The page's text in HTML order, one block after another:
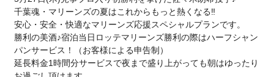
千葉魂・マリーンズの夏はこれからもっと熱くなる‼
安心・安全・快適なマリーンズ応援スペシャルプランです。
勝利の美酒♪宿泊当日ロッテマリーンズ勝利の際はハーフシャン
パンサービス！（お客様による申告制）
延長料金1時間分サービスで夜まで盛り上がっても朝はゆったり